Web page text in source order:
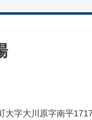
大字大川原字南平1717